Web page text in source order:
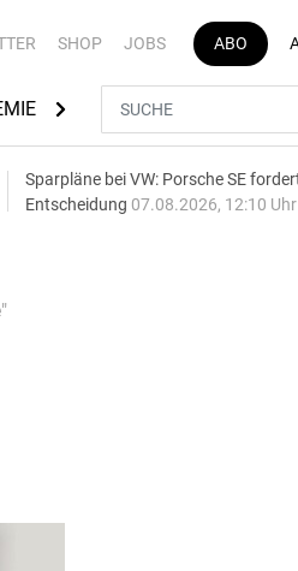
SHOP JOBS ABO
AUTOMARKEN
Sparpläne bei VW: Porsche SE
Entscheidung 07.08.2026, 12:10 Uhr